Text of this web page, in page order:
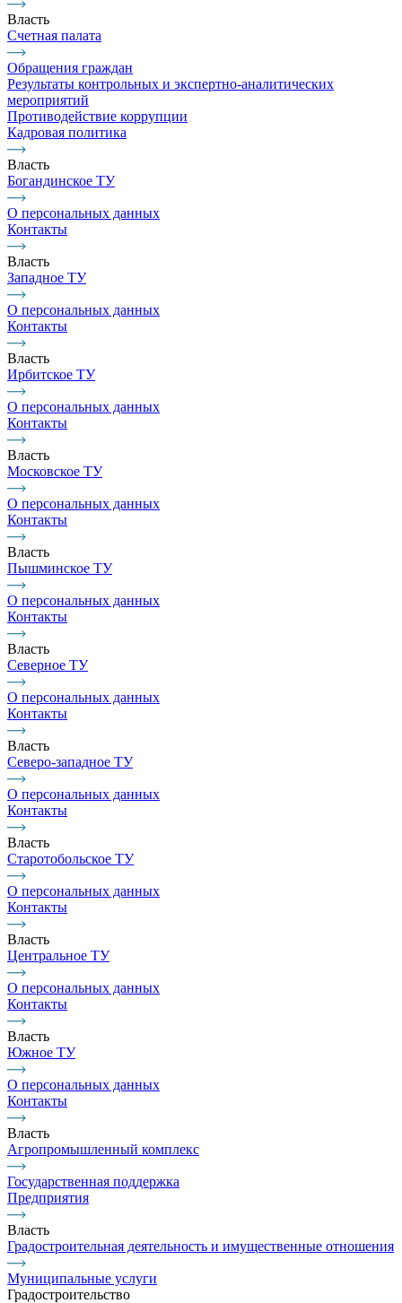
Власть
Счетная палата
Обращения граждан
Результаты контрольных и экспертно-аналитических
мероприятий
Противодействие коррупции
Кадровая политика
Власть
Богандинское ТУ
О персональных данных
Контакты
Власть
Западное ТУ
О персональных данных
Контакты
Власть
Ирбитское ТУ
О персональных данных
Контакты
Власть
Московское ТУ
О персональных данных
Контакты
Власть
Пышминское ТУ
О персональных данных
Контакты
Власть
Северное ТУ
О персональных данных
Контакты
Власть
Северо-западное ТУ
О персональных данных
Контакты
Власть
Старотобольское ТУ
О персональных данных
Контакты
Власть
Центральное ТУ
О персональных данных
Контакты
Власть
Южное ТУ
О персональных данных
Контакты
Власть
Агропромышленный комплекс
Государственная поддержка
Предприятия
Власть
Градостроительная деятельность и имущественные отношения
Муниципальные услуги
Градостроительство